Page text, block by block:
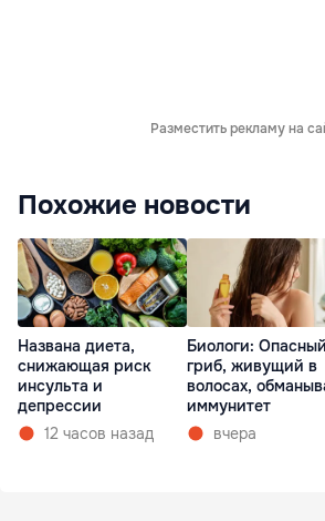
Разместить рекламу на
Похожие новости
Названа диета,
снижающая риск
инсульта и
депрессии
12 часов назад
Биологи: Опасный
гриб, живущий в
волосах,
иммунитет
вчера